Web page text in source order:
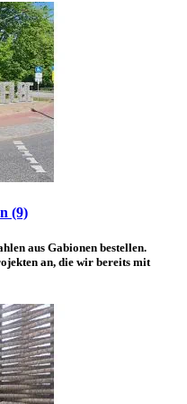
(9)
aus Gabionen bestellen.
an, die wir bereits mit